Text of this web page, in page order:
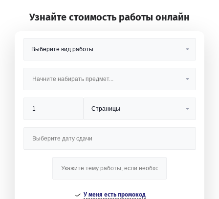
Узнайте стоимость работы онлайн
У меня есть промокод